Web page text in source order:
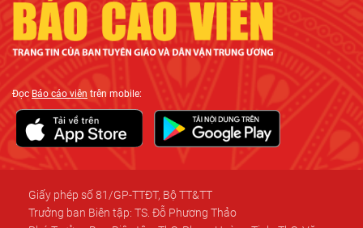
ĐọcBáo cáo viên trên mobile:
Giấy phép số 81/GP-TTĐT, Bộ TT&TT
Trưởng ban Biên tập: TS. Đỗ Phương Thảo